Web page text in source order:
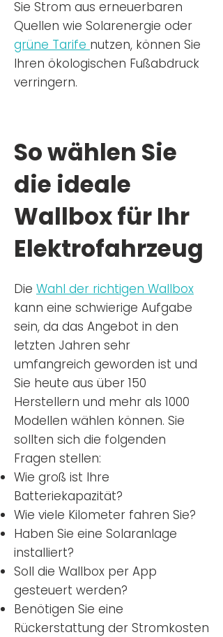
Sie Strom aus erneuerbaren
Quellen wie Solarenergie oder
grüne Tarife nutzen, können Sie
Ihren ökologischen Fußabdruck
verringern.
So wählen Sie
die ideale
Wallbox für Ihr
Elektrofahrzeug
Die Wahl der richtigen Wallbox
kann eine schwierige Aufgabe
sein, da das Angebot in den
letzten Jahren sehr
umfangreich geworden ist und
Sie heute aus über 150
Herstellern und mehr als 1000
Modellen wählen können. Sie
sollten sich die folgenden
Fragen stellen:
Wie groß ist Ihre
Batteriekapazität?
Wie viele Kilometer fahren Sie?
Haben Sie eine Solaranlage
installiert?
Soll die Wallbox per App
gesteuert werden?
Benötigen Sie eine
Rückerstattung der Stromkosten